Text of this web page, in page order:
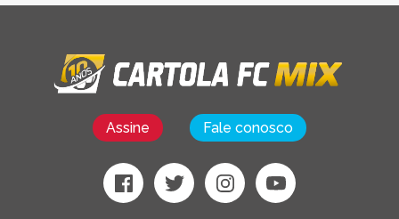
Assine Fale conosco